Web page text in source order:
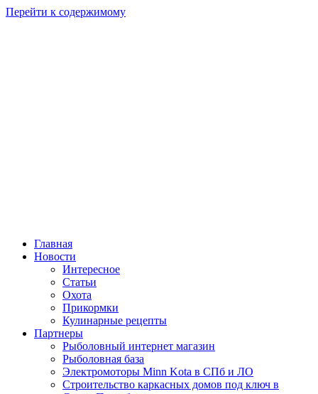
Перейти к содержимому
Главная
Новости
Интересное
Статьи
Охота
Прикормки
Кулинарные рецепты
Партнеры
Рыболовный интернет магазин
Рыболовная база
Электромоторы Minn Kota в СПб и ЛО
Строительство каркасных домов под ключ в